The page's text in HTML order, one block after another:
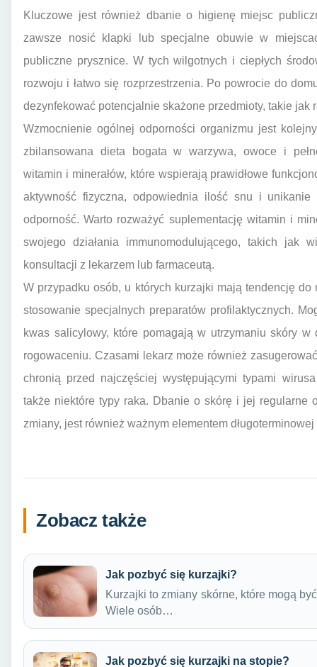
Kluczowe jest również dbanie o higienę miejsc
zawsze nosić klapki lub specjalne obuwie w
publiczne prysznice. W tych wilgotnych i ciepłych
rozwoju i łatwo się rozprzestrzenia. Po powrocie do
dezynfekować potencjalnie skażone przedmioty, takie
Wzmocnienie ogólnej odporności organizmu jest
zbilansowana dieta bogata w warzywa, owoce i
witamin i minerałów, które wspierają prawidłowe
aktywność fizyczna, odpowiednia ilość snu i
odporność. Warto rozważyć suplementację witamin i
swojego działania immunomodulującego, takich jak
konsultacji z lekarzem lub farmaceutą.
W przypadku osób, u których kurzajki mają tendencję
stosowanie specjalnych preparatów profilaktycznych.
kwas salicylowy, które pomagają w utrzymaniu skóry
rogowaceniu. Czasami lekarz może również
chronią przed najczęściej występującymi typami
także niektóre typy raka. Dbanie o skórę i jej regularne
zmiany, jest również ważnym elementem
Zobacz także
Jak pozbyć się kurzajki?
Kurzajki to zmiany skórne, które mogą
Wiele osób…
Jak pozbyć się kurzajki na stopie?